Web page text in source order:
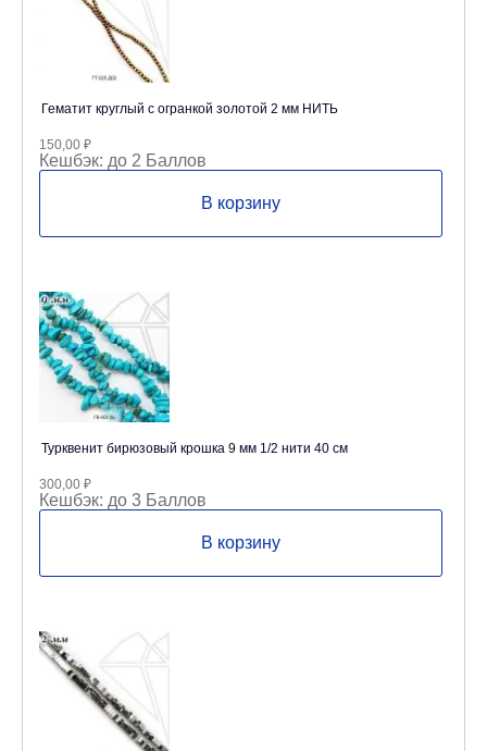
Гематит круглый с огранкой золотой 2 мм НИТЬ
150,00 ₽
Кешбэк: до 2 Баллов
В корзину
Турквенит бирюзовый крошка 9 мм 1/2 нити 40 см
300,00 ₽
Кешбэк: до 3 Баллов
В корзину